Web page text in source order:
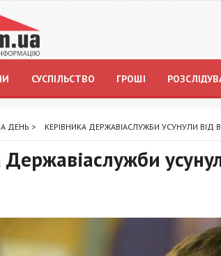
СУСПІЛЬСТВО ГРОШІ
ДЕНЬ > КЕРІВНИКА ДЕРЖАВІАСЛУЖБИ УСУНУЛИ ВІД